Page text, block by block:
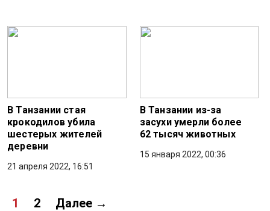
В Танзании стая
крокодилов убила
шестерых жителей
деревни
21 апреля 2022, 16:51
В Танзании из-за
засухи умерли более
62 тысяч животных
15 января 2022, 00:36
1 2 Далее →